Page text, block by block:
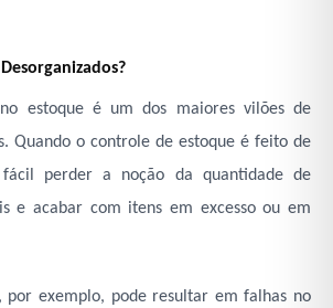
no estoque é um dos maiores vilões de
Quando o controle de estoque é feito de
perder a noção da quantidade de
e acabar com itens em excesso ou em
por exemplo, pode resultar em falhas no